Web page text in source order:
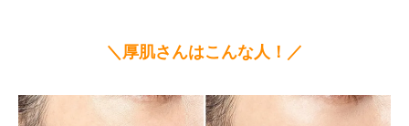
＼厚肌さんはこんな人！／